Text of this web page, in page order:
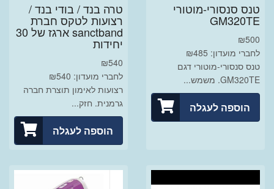
טנס סנסורי-מוטורי
GM320TE
₪500
לחברי מועדון: ₪485
טנס סנסורי-מוטורי דגם
GM320TE. משמש...
הוספה לעגלה
טרה בנד / בודי בנד /
רצועות לטקס חברת
sanctband ארגז של 30
יחידות
₪540
לחברי מועדון: ₪540
רצועות לאימון תוצרת חברה
גרמנית. חזק...
הוספה לעגלה